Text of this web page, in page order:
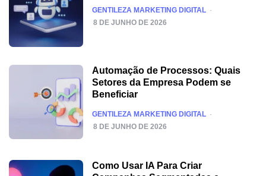
POSTED
GENTILEZA MARKETING DIGITAL
8 DE JUNHO DE 2026
Automação de Processos: Quais
Setores da Empresa Podem se
Beneficiar
POSTED
GENTILEZA MARKETING DIGITAL
8 DE JUNHO DE 2026
Como Usar IA Para Criar